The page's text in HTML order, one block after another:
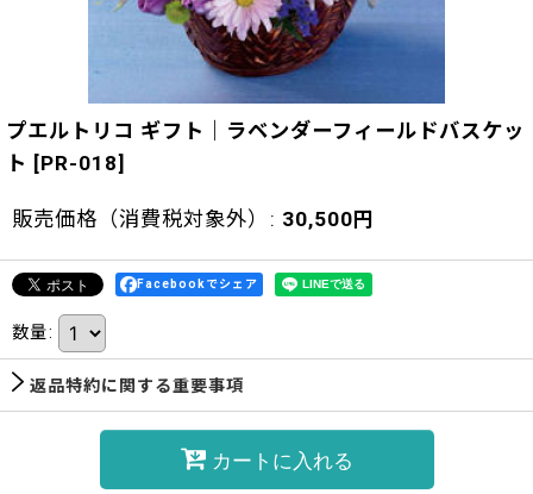
プエルトリコ ギフト｜ラベンダーフィールドバスケッ
ト [PR-018]
販売価格（消費税対象外） : 30,500 円
Facebookでシェア
数量:
返品特約に関する重要事項
カートに入れる